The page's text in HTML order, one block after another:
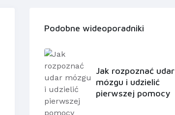
Podobne wideoporadniki
Jak rozpoznać udar
mózgu i udzielić
pierwszej pomocy